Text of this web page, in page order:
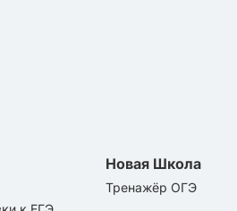
Новая Школа
Тренажёр ОГЭ